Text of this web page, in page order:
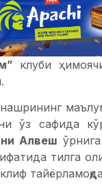
клуби
ўз сафида
Алвеш
тилга